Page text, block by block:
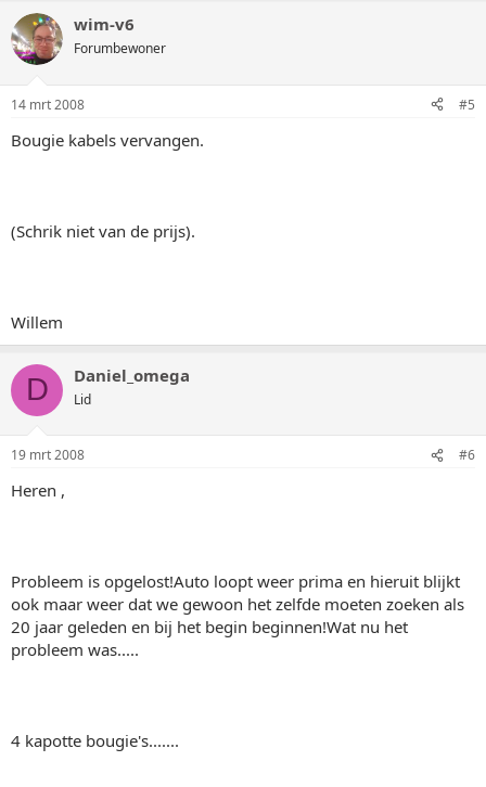
wim-v6
Forumbewoner
14 mrt 2008 #5
Bougie kabels vervangen.
(Schrik niet van de prijs).
Willem
D Daniel_omega
Lid
19 mrt 2008 #6
Heren ,
Probleem is opgelost!Auto loopt weer prima en hieruit blijkt
ook maar weer dat we gewoon het zelfde moeten zoeken als
20 jaar geleden en bij het begin beginnen!Wat nu het
probleem was.....
4 kapotte bougie's.......